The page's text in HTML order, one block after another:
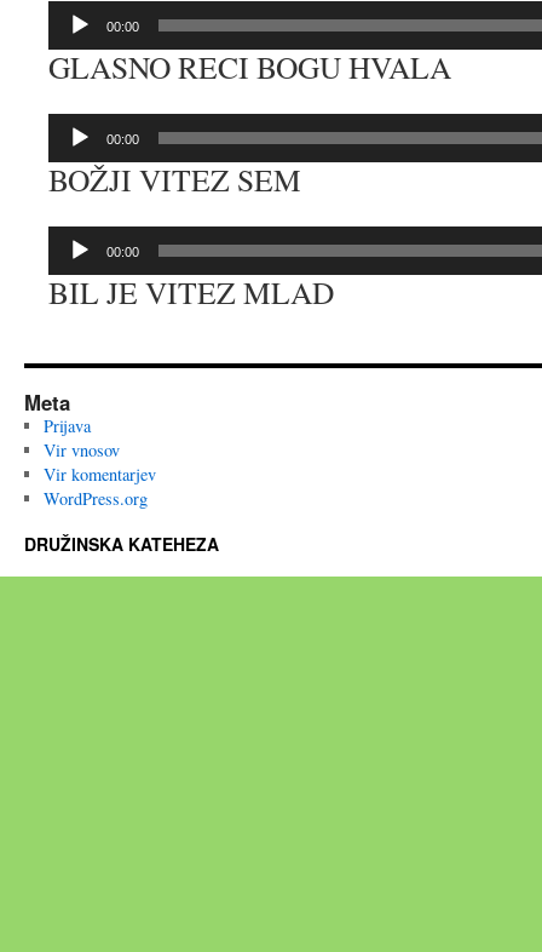
Predvajalnik
00:00
GLASNO RECI BOGU HVALA
Predvajalnik
00:00
BOŽJI VITEZ SEM
Predvajalnik
00:00
BIL JE VITEZ MLAD
Meta
Prijava
Vir vnosov
Vir komentarjev
WordPress.org
DRUŽINSKA KATEHEZA